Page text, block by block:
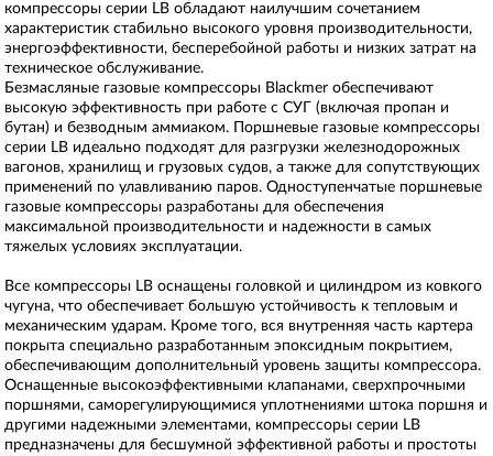
компрессоры серии LB обладают наилучшим сочетанием
характеристик стабильно высокого уровня производительности,
энергоэффективности, бесперебойной работы и низких затрат на
техническое обслуживание.
Безмасляные газовые компрессоры Blackmer обеспечивают
высокую эффективность при работе с СУГ (включая пропан и
бутан) и безводным аммиаком. Поршневые газовые компрессоры
серии LB идеально подходят для разгрузки железнодорожных
вагонов, хранилищ и грузовых судов, а также для сопутствующих
применений по улавливанию паров. Одноступенчатые поршневые
газовые компрессоры разработаны для обеспечения
максимальной производительности и надежности в самых
тяжелых условиях эксплуатации.
Все компрессоры LB оснащены головкой и цилиндром из ковкого
чугуна, что обеспечивает большую устойчивость к тепловым и
механическим ударам. Кроме того, вся внутренняя часть картера
покрыта специально разработанным эпоксидным покрытием,
обеспечивающим дополнительный уровень защиты компрессора.
Оснащенные высокоэффективными клапанами, сверхпрочными
поршнями, саморегулирующимися уплотнениями штока поршня и
другими надежными элементами, компрессоры серии LB
предназначены для бесшумной эффективной работы и простоты